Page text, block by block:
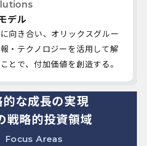
デル
向き合い、オリックスグルー
・テクノロジーを活用して解
とで、付加価値を創造する。
的な成長の実現
戦略的投資領域
Focus Areas